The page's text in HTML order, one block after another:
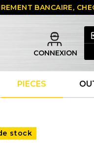
BANCAIRE,
CONNEXION
PIECES
stock